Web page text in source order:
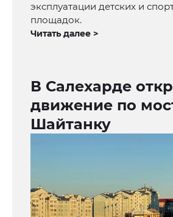
эксплуатации детских и
площадок.
Читать далее >
В Салехарде
движение по
Шайтанку